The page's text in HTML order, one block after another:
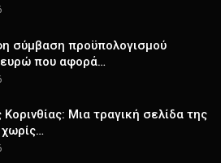
σύμβαση προϋπολογισμού
που αφορά…
Μια τραγική σελίδα της